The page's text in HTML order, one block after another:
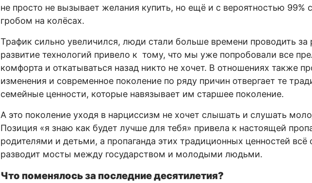
не просто не вызывает желания купить, но ещё и с вероятностью 99%
гробом на колёсах.
Трафик сильно увеличился, люди стали больше времени проводить за
развитие технологий привело к тому, что мы уже попробовали все
комфорта и откатываться назад никто не хочет. В отношениях также
изменения и современное поколение по ряду причин отвергает те
семейные ценности, которые навязывает им старшее поколение.
А это поколение уходя в нарциссизм не хочет слышать и слушать
Позиция «я знаю как будет лучше для тебя» привела к настоящей
родителями и детьми, а пропаганда этих традиционных ценностей всё
разводит мосты между государством и молодыми людьми.
Что поменялось за последние десятилетия?